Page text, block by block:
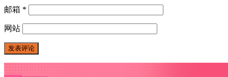
邮箱 *
网站